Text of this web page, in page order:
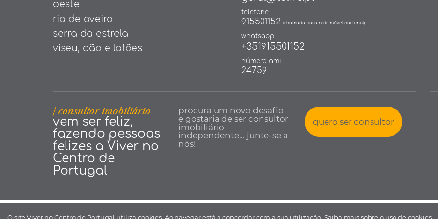
oeste
ria de aveiro
serra da estrela
viseu, dão e lafões
telefone
915501152 (chamada para rede móvel nacional)
whatsapp
+351915501152
número ami
24759
| consultor imobiliário
vem ser feliz,
fazendo pessoas
felizes a Viver no
Centro de
Portugal
procura um novo desafio
e gostaria de ser consultor
imobiliário
independente... junte-se a
nós!
quero ser consultor
Viver no Centro de Portugal © todos os direitos reservados •Política de Privacidade• Livro de
O site Viver no Centro de Portugal utiliza cookies. Ao navegar está a concordar com a sua utilização. Saiba mais sobre o uso de cookies.